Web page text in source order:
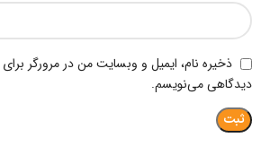
ذخیره نام، ایمیل و وبسایت من در مرورگر برای
دیدگاهی می‌نویسم.